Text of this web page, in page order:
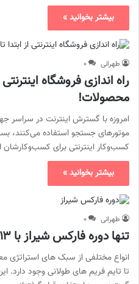
بیشتر بخوانید »
طهرانی ۰
راه اندازی فروشگاه
محصولات!
امروزه با گسترش اینترنت در سراسر
موتورهای جستجو استفاده می‌کنند،
کسب‌و‌کار اینترنتی برای کسب‌و‌کارشان
بیشتر بخوانید »
طهرانی ۰
تنها دوره فارکس شیراز با ۱۳ جلسه لایوترید واقعی
انواع مختلفی از سبک های استراتژی
تا تایم فریم های طولانی وجود